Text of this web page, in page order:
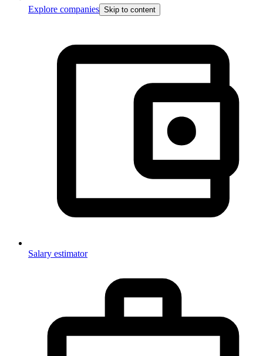
Explore companies Skip to content
Salary estimator